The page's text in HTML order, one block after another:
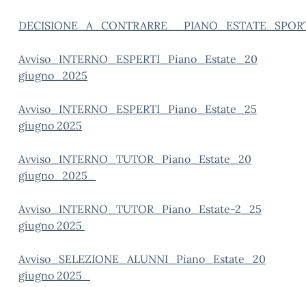
Avviso_INTERNO_ESPERTI_Piano_Estate_20
giugno_2025
Avviso_INTERNO_ESPERTI_Piano_Estate_25
giugno 2025
Avviso_INTERNO_TUTOR_Piano_Estate_20
giugno_2025_
Avviso_INTERNO_TUTOR_Piano_Estate-2_25
giugno 2025
Avviso_SELEZIONE_ALUNNI_Piano_Estate_20
giugno 2025_